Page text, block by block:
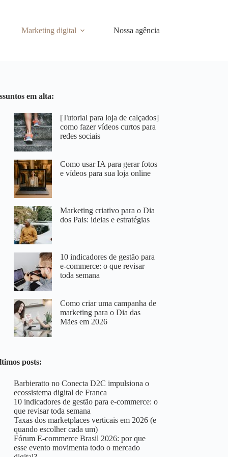
Marketing digital Nossa agência
em alta:
[Tutorial para loja de calçados]
como fazer vídeos curtos para
redes sociais
Como usar IA para gerar fotos
e vídeos para sua loja online
Marketing criativo para o Dia
dos Pais: ideias e estratégias
10 indicadores de gestão para
e-commerce: o que revisar
toda semana
Como criar uma campanha de
marketing para o Dia das
Mães em 2026
posts:
Barbieratto no Conecta D2C impulsiona o
ecossistema digital de Franca
10 indicadores de gestão para e-commerce: o
que revisar toda semana
Taxas dos marketplaces verticais em 2026 (e
quando escolher cada um)
Fórum E-commerce Brasil 2026: por que
esse evento movimenta todo o mercado